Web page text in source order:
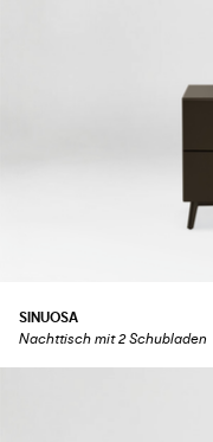
SINUOSA
Nachttisch mit 2 Schubladen